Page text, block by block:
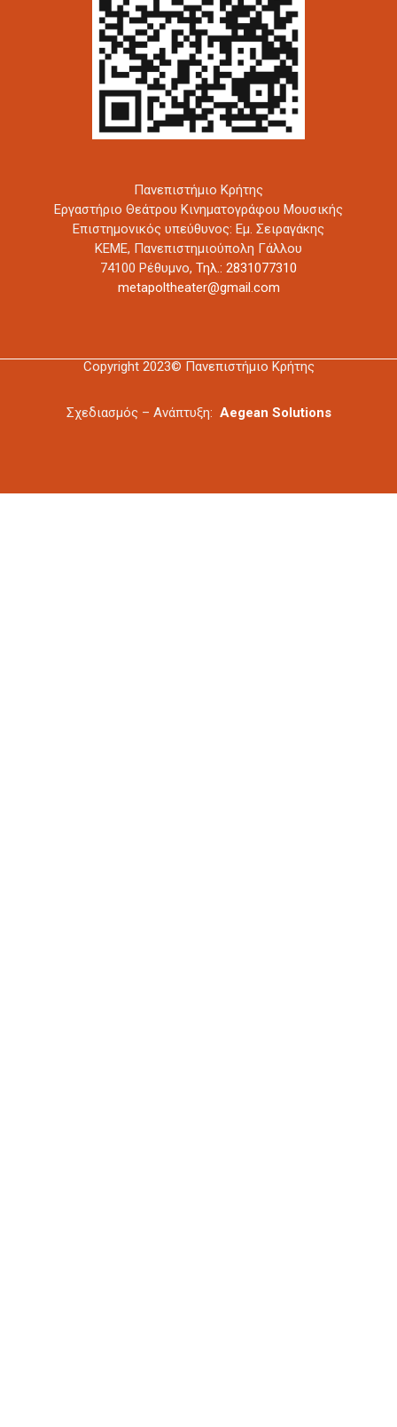
Πανεπιστήμιο Κρήτης
Εργαστήριο Θεάτρου Κινηματογράφου Μουσικής
Επιστημονικός υπεύθυνος: Εμ. Σειραγάκης
ΚΕΜΕ, Πανεπιστημιούπολη Γάλλου
74100 Ρέθυμνο, Τηλ.: 2831077310
metapoltheater@gmail.com
Copyright 2023© Πανεπιστήμιο Κρήτης
Σχεδιασμός – Ανάπτυξη: Aegean Solutions